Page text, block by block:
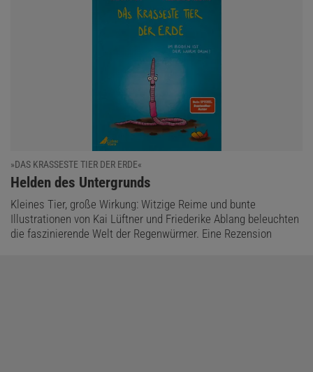
»DAS KRASSESTE TIER DER ERDE«
:
Helden des Untergrunds
Kleines Tier, große Wirkung: Witzige Reime und bunte
Illustrationen von Kai Lüftner und Friederike Ablang beleuchten
die faszinierende Welt der Regenwürmer. Eine Rezension